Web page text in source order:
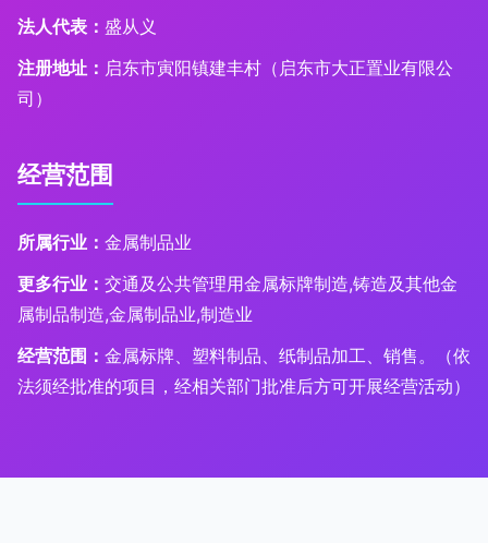
法人代表： 盛从义
注册地址： 启东市寅阳镇建丰村（启东市大正置业有限公
司）
经营范围
所属行业： 金属制品业
更多行业： 交通及公共管理用金属标牌制造,铸造及其他金
属制品制造,金属制品业,制造业
经营范围： 金属标牌、塑料制品、纸制品加工、销售。（依
法须经批准的项目，经相关部门批准后方可开展经营活动）